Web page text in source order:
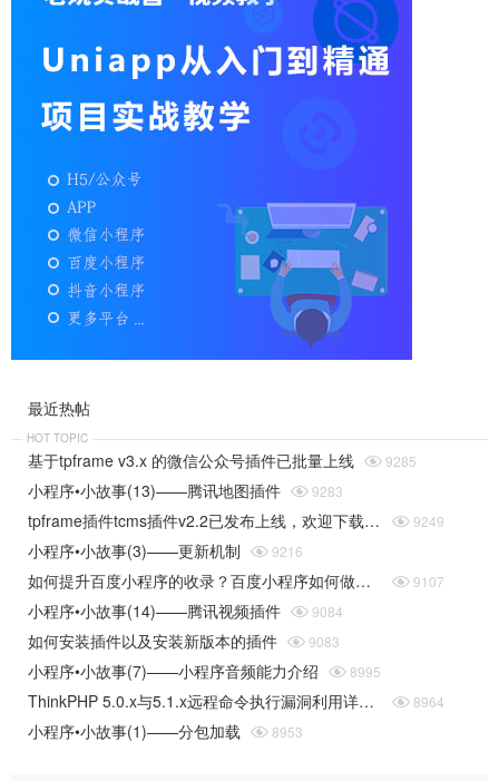
最近热帖
HOT TOPIC
基于tpframe v3.x 的微信公众号插件已批量上线 9285
小程序•小故事(13)——腾讯地图插件 9283
tpframe插件tcms插件v2.2已发布上线，欢迎下载使用 9249
小程序•小故事(3)——更新机制 9216
如何提升百度小程序的收录？百度小程序如何做优化？ 9107
小程序•小故事(14)——腾讯视频插件 9084
如何安装插件以及安装新版本的插件 9083
小程序•小故事(7)——小程序音频能力介绍 8995
ThinkPHP 5.0.x与5.1.x远程命令执行漏洞利用详细分析 8964
小程序•小故事(1)——分包加载 8953